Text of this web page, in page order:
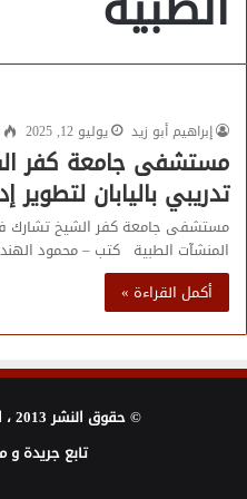
إبراهيم أبو زيد
يوليو 12, 2025
مستشفى جامعة كفر
تدريبي باليابان لتطوير
مستشفى جامعة كفر الشيخ تشارك في
المنشآت الطبية كتب – محمود
أكمل القراءة »
© حقوق النشر 2013 ، الحقوق محفوظة |
تابع جريدة